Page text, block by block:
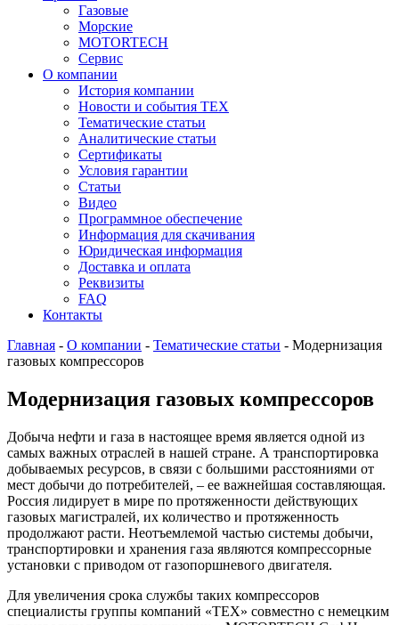
Газовые
Морские
MOTORTECH
Сервис
О компании
История компании
Новости и события ТЕХ
Тематические статьи
Аналитические статьи
Сертификаты
Условия гарантии
Статьи
Видео
Программное обеспечение
Информация для скачивания
Юридическая информация
Доставка и оплата
Реквизиты
FAQ
Контакты
Главная - О компании - Тематические статьи - Модернизация
газовых компрессоров
Модернизация газовых компрессоров
Добыча нефти и газа в настоящее время является одной из
самых важных отраслей в нашей стране. А транспортировка
добываемых ресурсов, в связи с большими расстояниями от
мест добычи до потребителей, – ее важнейшая составляющая.
Россия лидирует в мире по протяженности действующих
газовых магистралей, их количество и протяженность
продолжают расти. Неотъемлемой частью системы добычи,
транспортировки и хранения газа являются компрессорные
установки с приводом от газопоршневого двигателя.
Для увеличения срока службы таких компрессоров
специалисты группы компаний «ТЕХ» совместно с немецким